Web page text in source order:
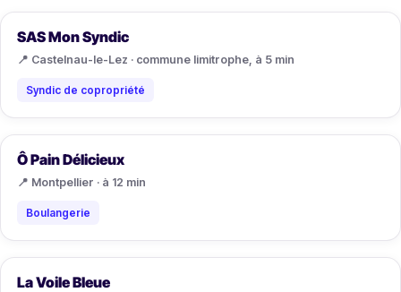
SAS Mon Syndic
📍 Castelnau-le-Lez · commune limitrophe, à 5 min
Syndic de copropriété
Ô Pain Délicieux
📍 Montpellier · à 12 min
Boulangerie
La Voile Bleue